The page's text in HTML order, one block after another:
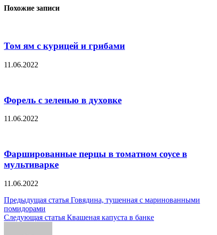
Похожие записи
Том ям с курицей и грибами
11.06.2022
Форель с зеленью в духовке
11.06.2022
Фаршированные перцы в томатном соусе в
мультиварке
11.06.2022
Навигация
по
Предыдущая статья Говядина, тушенная с маринованными
помидорами
Следующая статья Квашеная капуста в банке